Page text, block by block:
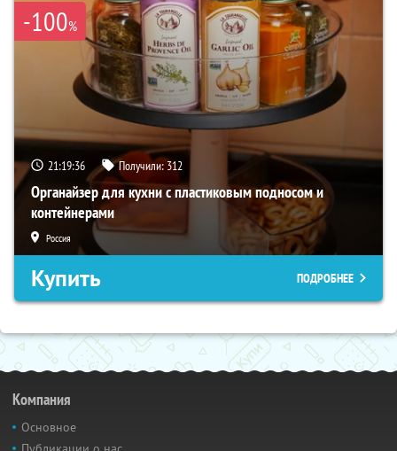
-100%
21:19:35 Получили: 312
Органайзер для кухни с пластиковым подносом и
контейнерами
Россия
Купить ПОДРОБНЕЕ
Компания
Основное